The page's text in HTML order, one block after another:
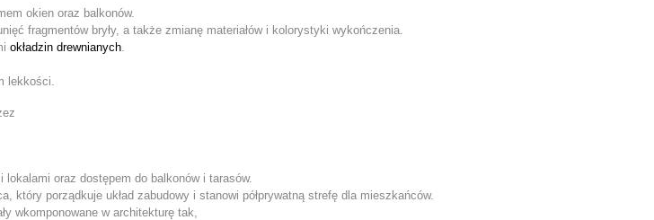
okien oraz balkonów.
fragmentów bryły, a także zmianę materiałów i kolorystyki wykończenia.
okładzin drewnianych.
lekkości.
oraz dostępem do balkonów i tarasów.
który porządkuje układ zabudowy i stanowi półprywatną strefę dla mieszkańców.
wkomponowane w architekturę tak,